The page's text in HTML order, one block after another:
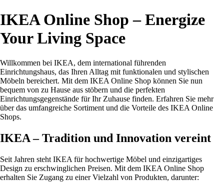
IKEA Online Shop – Energize
Your Living Space
Willkommen bei IKEA, dem international führenden
Einrichtungshaus, das Ihren Alltag mit funktionalen und stylischen
Möbeln bereichert. Mit dem IKEA Online Shop können Sie nun
bequem von zu Hause aus stöbern und die perfekten
Einrichtungsgegenstände für Ihr Zuhause finden. Erfahren Sie mehr
über das umfangreiche Sortiment und die Vorteile des IKEA Online
Shops.
IKEA – Tradition und Innovation vereint
Seit Jahren steht IKEA für hochwertige Möbel und einzigartiges
Design zu erschwinglichen Preisen. Mit dem IKEA Online Shop
erhalten Sie Zugang zu einer Vielzahl von Produkten, darunter: